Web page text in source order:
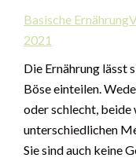
Basische Ernährung
2021
Die Ernährung lässt
Böse einteilen.
oder schlecht, beide
unterschiedlichen
Sie sind auch keine